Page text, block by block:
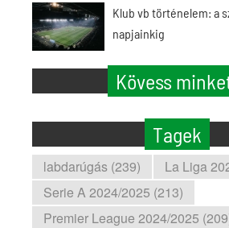
Klub vb történelem: a
napjainkig
Kövess
Tagek
labdarúgás (239)
La Liga
Serie A 2024/2025 (213)
Premier League 2024/2025